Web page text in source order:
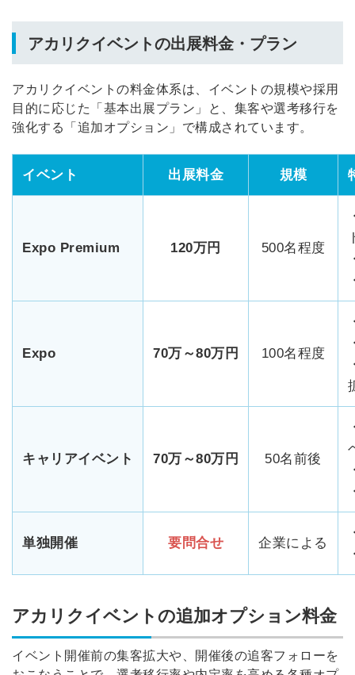
アカリクイベントの出展料金・プラン
アカリクイベントの料金体系は、イベントの規模や採用
目的に応じた「基本出展プラン」と、集客や選考移行を
強化する「追加オプション」で構成されています。
イベント 出展料金 規模
Expo Premium 120万円 500名程度
Expo 70万～80万円 100名程度
キャリアイベント 70万～80万円 50名前後
単独開催 要問合せ 企業による
アカリクイベントの追加オプション料金
イベント開催前の集客拡大や、開催後の追客フォローを